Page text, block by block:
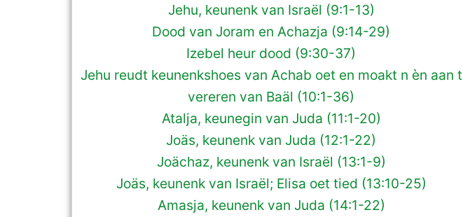
Jehu, keunenk van Israël (9:1-13)
Dood van Joram en Achazja (9:14-29)
Izebel heur dood (9:30-37)
Jehu reudt keunenkshoes van Achab oet en moakt n èn aan t
vereren van Baäl (10:1-36)
Atalja, keunegin van Juda (11:1-20)
Joäs, keunenk van Juda (12:1-22)
Joächaz, keunenk van Israël (13:1-9)
Joäs, keunenk van Israël; Elisa oet tied (13:10-25)
Amasja, keunenk van Juda (14:1-22)